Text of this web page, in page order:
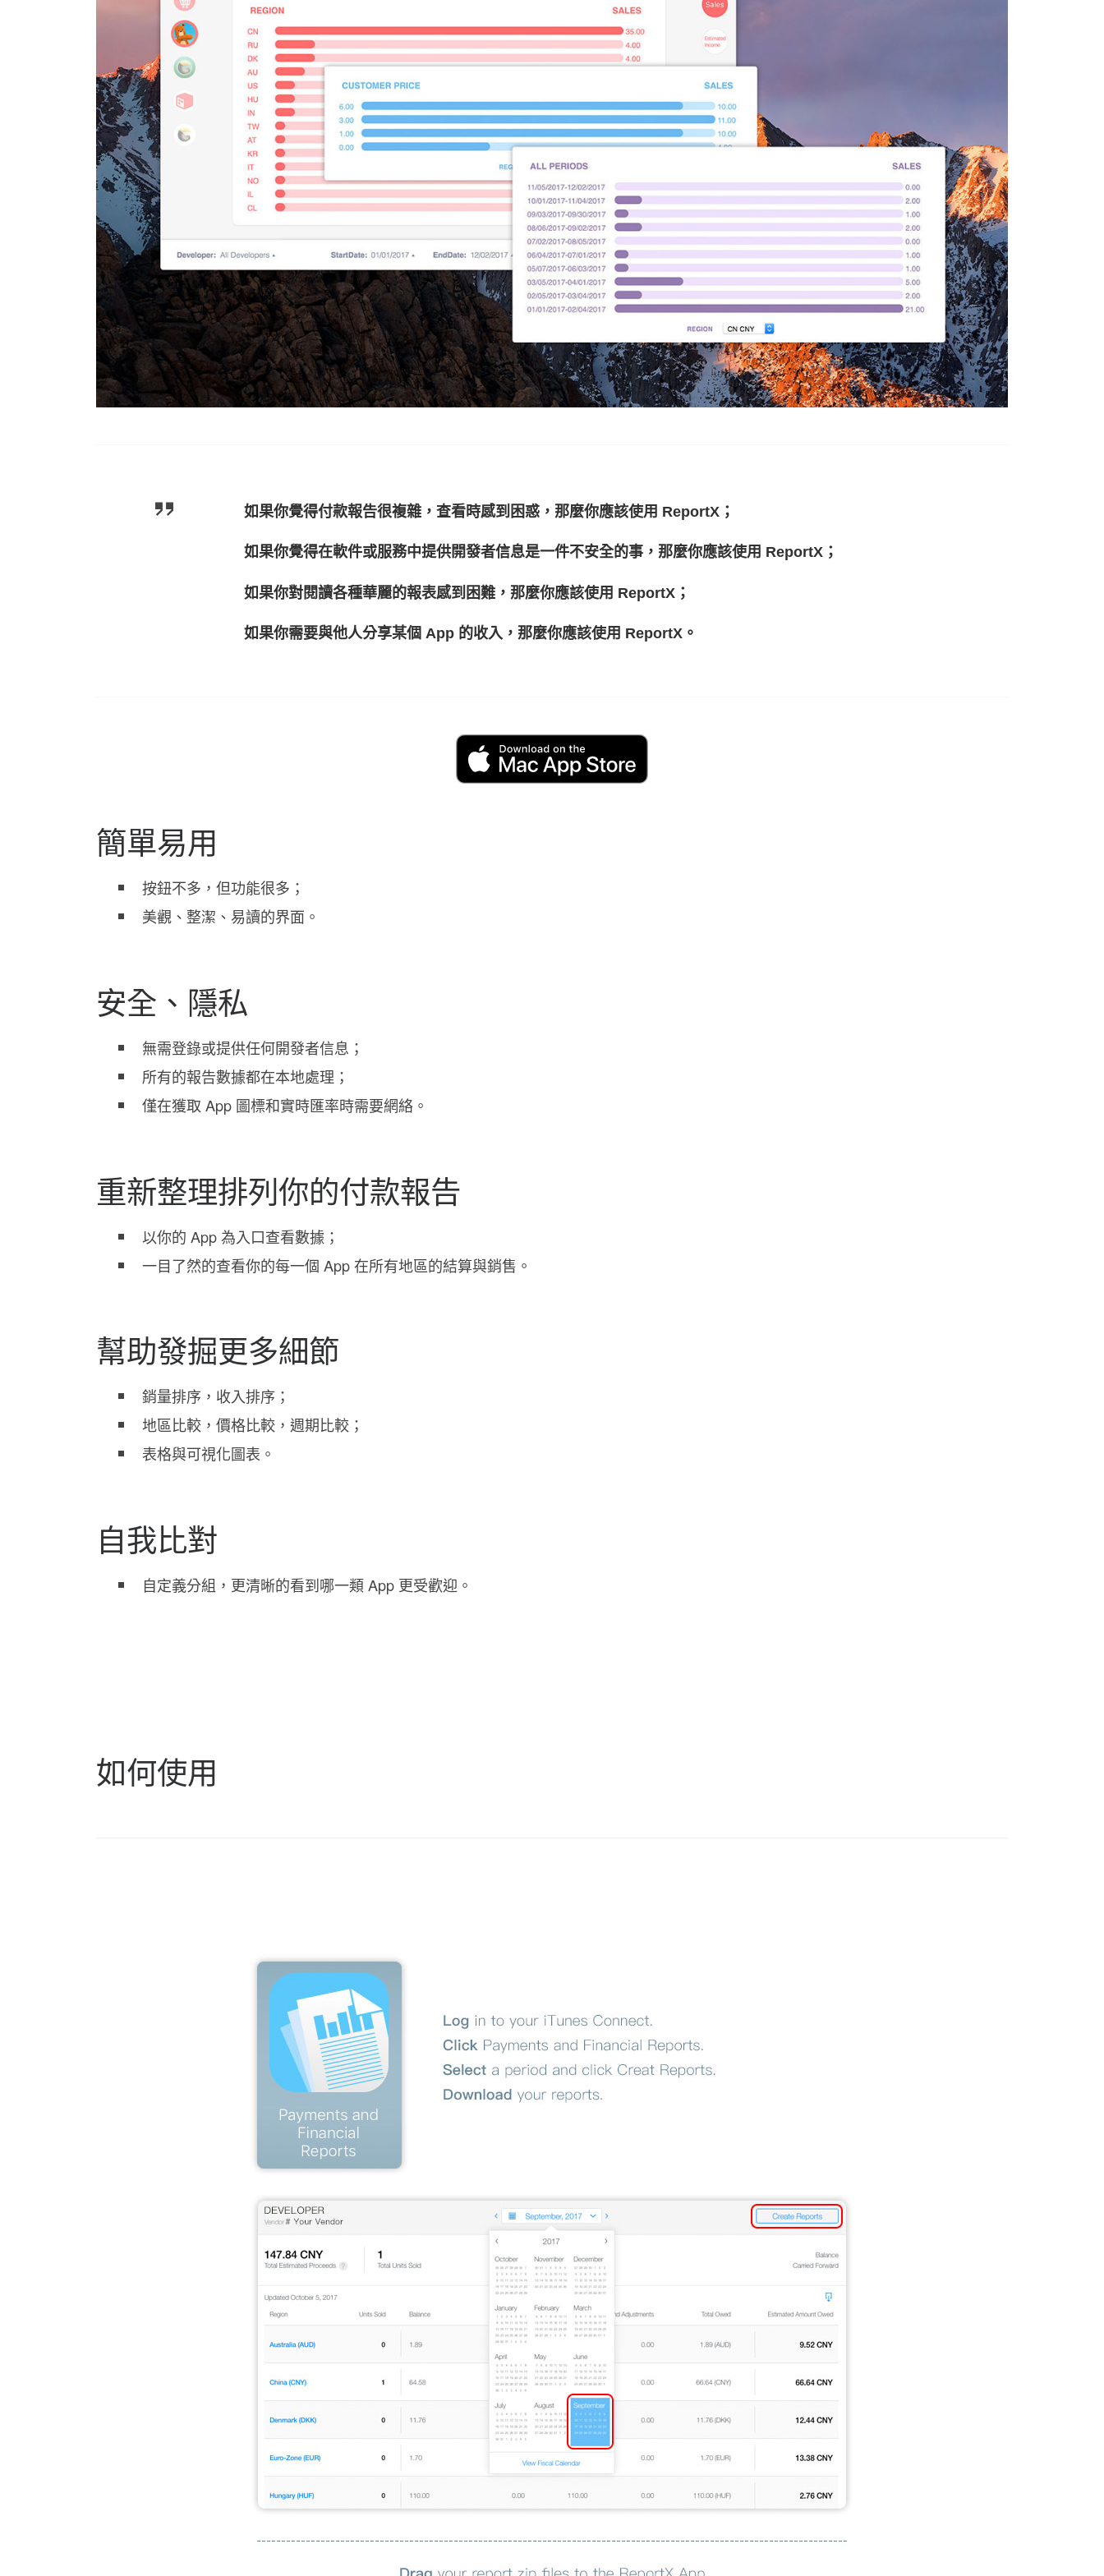
如果你覺得付款報告很複雜，查看時感到困惑，那麼你應該使用 ReportX；
如果你覺得在軟件或服務中提供開發者信息是一件不安全的事，那麼你應該使用 ReportX；
如果你對閱讀各種華麗的報表感到困難，那麼你應該使用 ReportX；
如果你需要與他人分享某個 App 的收入，那麼你應該使用 ReportX。
簡單易用
按鈕不多，但功能很多；
美觀、整潔、易讀的界面。
安全、隱私
無需登錄或提供任何開發者信息；
所有的報告數據都在本地處理；
僅在獲取 App 圖標和實時匯率時需要網絡。
重新整理排列你的付款報告
以你的 App 為入口查看數據；
一目了然的查看你的每一個 App 在所有地區的結算與銷售。
幫助發掘更多細節
銷量排序，收入排序；
地區比較，價格比較，週期比較；
表格與可視化圖表。
自我比對
自定義分組，更清晰的看到哪一類 App 更受歡迎。
如何使用